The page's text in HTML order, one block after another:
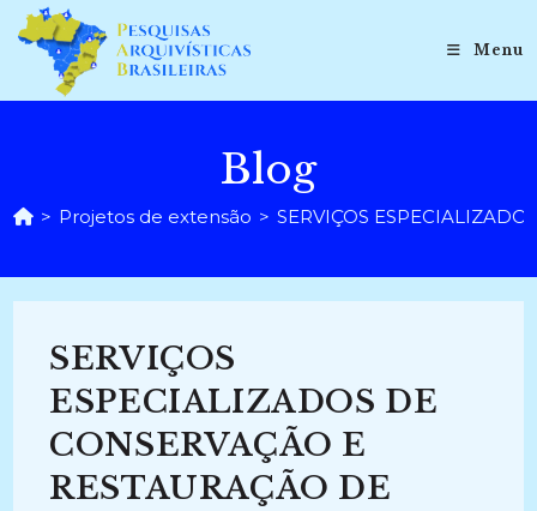
para
conteúdo
Menu
Blog
> Projetos de extensão > SERVIÇOS
SERVIÇOS
ESPECIALIZADOS DE
CONSERVAÇÃO E
RESTAURAÇÃO DE